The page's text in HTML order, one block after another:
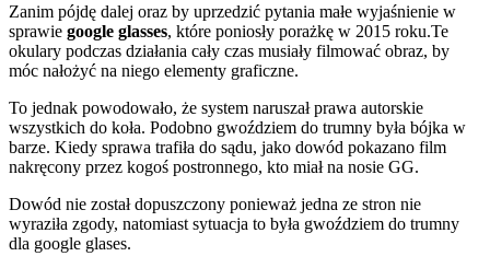
Zanim pójdę dalej oraz by uprzedzić pytania małe wyjaśnienie w
sprawie google glasses, które poniosły porażkę w 2015 roku.Te
okulary podczas działania cały czas musiały filmować obraz, by
móc nałożyć na niego elementy graficzne.
To jednak powodowało, że system naruszał prawa autorskie
wszystkich do koła. Podobno gwoździem do trumny była bójka w
barze. Kiedy sprawa trafiła do sądu, jako dowód pokazano film
nakręcony przez kogoś postronnego, kto miał na nosie GG.
Dowód nie został dopuszczony ponieważ jedna ze stron nie
wyraziła zgody, natomiast sytuacja to była gwoździem do trumny
dla google glases.